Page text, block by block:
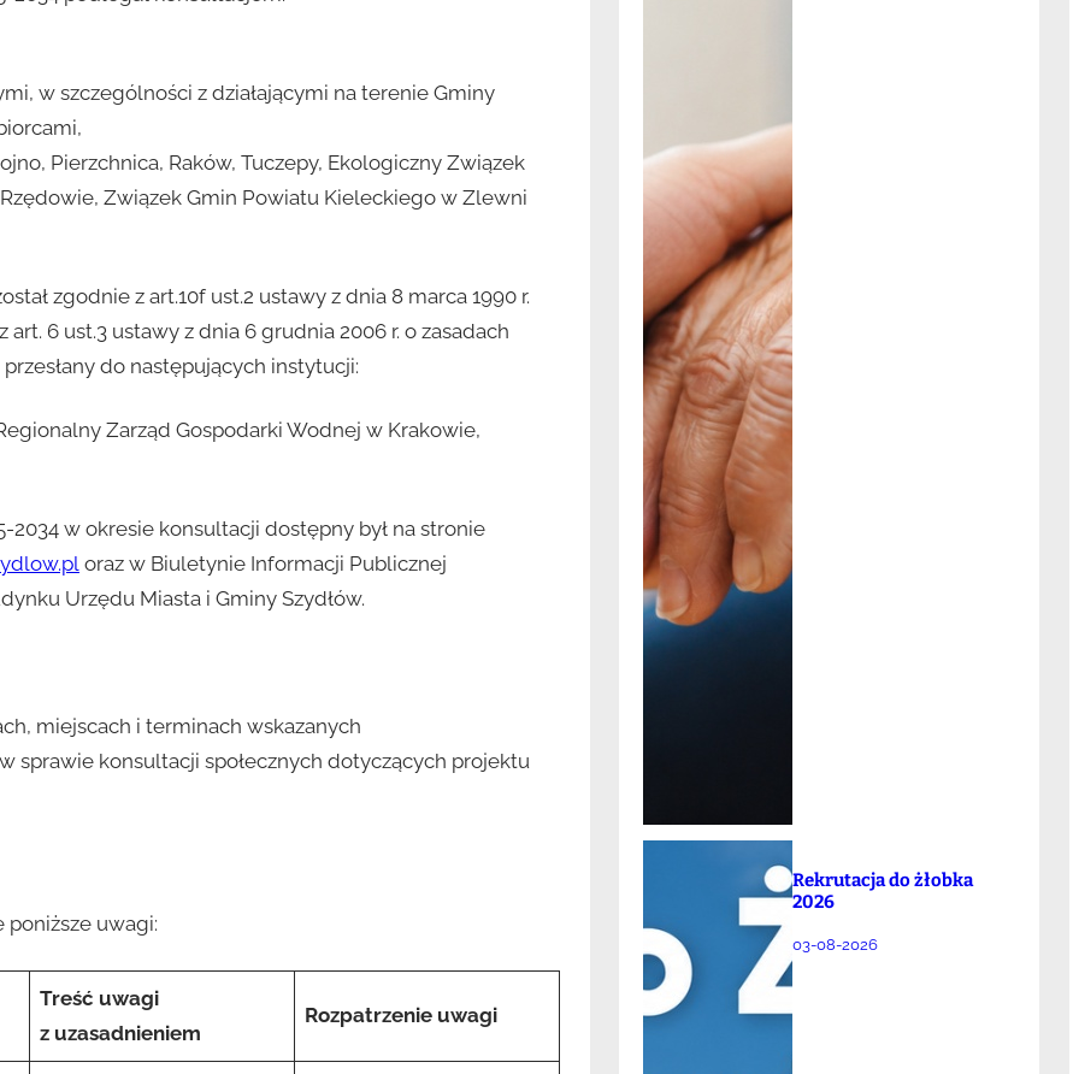
w szczególności z działającymi na terenie Gminy
Pierzchnica, Raków, Tuczepy, Ekologiczny Związek
Związek Gmin Powiatu Kieleckiego w Zlewni
zgodnie z art.10f ust.2 ustawy z dnia 8 marca 1990 r.
art. 6 ust.3 ustawy z dnia 6 grudnia 2006 r. o zasadach
do następujących instytucji:
Zarząd Gospodarki Wodnej w Krakowie,
2034 w okresie konsultacji dostępny był na stronie
oraz w Biuletynie Informacji Publicznej
Urzędu Miasta i Gminy Szydłów.
miejscach i terminach wskazanych
sprawie konsultacji społecznych dotyczących projektu
poniższe uwagi:
Treść uwagi
z uzasadnieniem
Rozpatrzenie uwagi
Rekrutacja do żłobka
2026
03-08-2026